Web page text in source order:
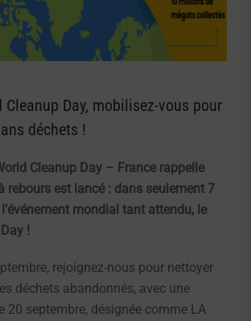
Cleanup Day, mobilisez-vous pour
déchets !
Cleanup Day – France rappelle
rebours est lancé : dans seulement 7
mondial tant attendu, le
!
rejoignez-nous pour nettoyer
déchets abandonnés, avec une
20 septembre, désignée comme LA